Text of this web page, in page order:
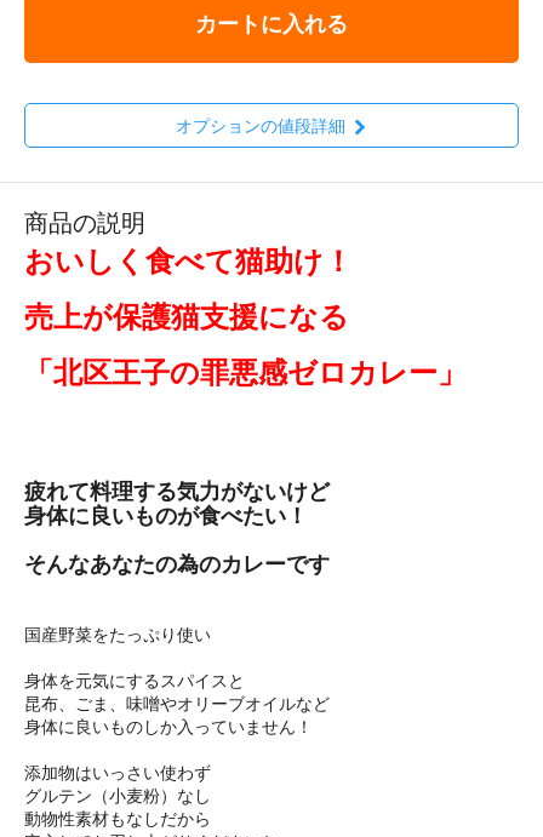
カートに入れる
オプションの値段詳細
商品の説明
おいしく食べて猫助け！
売上が保護猫支援になる
「北区王子の罪悪感ゼロカレー」
疲れて料理する気力がないけど
身体に良いものが食べたい！
そんなあなたの為のカレーです
国産野菜をたっぷり使い
身体を元気にするスパイスと
昆布、ごま、味噌やオリーブオイルなど
身体に良いものしか入っていません！
添加物はいっさい使わず
グルテン（小麦粉）なし
動物性素材もなしだから